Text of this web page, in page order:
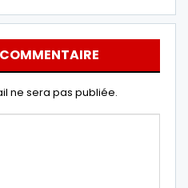
ne sera pas publiée.